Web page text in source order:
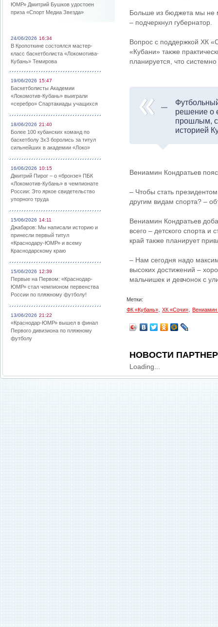
ЮМР» Дмитрий Бушков удостоен
приза «Спорт Медиа Звезда»
24/06/2026 16:34
В Кропоткине состоялся мастер-
класс баскетболиста «Локомотива-
Кубань» Темирова
19/06/2026 15:47
Баскетболисты Академии
«Локомотив-Кубань» выиграли
«серебро» Спартакиады учащихся
18/06/2026 21:40
Более 100 кубанских команд по
баскетболу 3х3 боролись за титул
сильнейших в академии «Локо»
16/06/2026 10:15
Дмитрий Пирог – о «бронзе» ПБК
«Локомотив-Кубань» в чемпионате
России: Это яркое свидетельство
упорного труда
15/06/2026 14:11
Джабаров: Мы написали историю и
принесли первый титул
«Краснодару-ЮМР» и всему
Краснодарскому краю
15/06/2026 12:39
Первые на Первом: «Краснодар-
ЮМР» стал чемпионом первенства
России по пляжному футболу!
13/06/2026 21:22
«Краснодар-ЮМР» вышел в финал
Первого дивизиона по пляжному
футболу
Больше из бюджета мы не
– подчеркнул губернатор.
Вопрос с поддержкой ХК
«Кубани» также
планируется, что
решение о
прошлым,
историей
Вениамин Кондратьев
– Чтобы стать
другим видам спорта? –
Вениамин Кондратьев
всего – детского спорта и
край также планирует
– Нам сегодня надо
высоких достижений –
мальчишек и девчонок с
Метки:
ФК «Кубань»
ХК «Сочи» Вениамин
НОВОСТИ
Loading...